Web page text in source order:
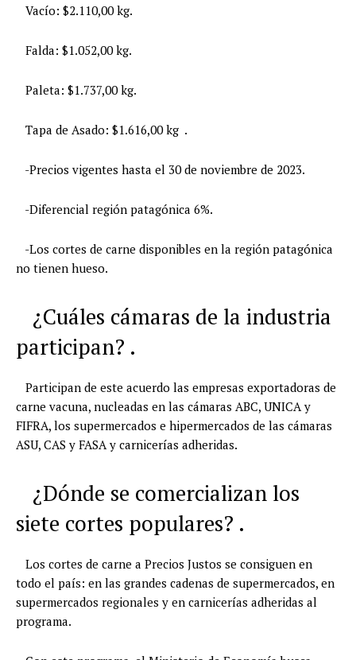
Vacío: $2.110,00 kg.
Falda: $1.052,00 kg.
Paleta: $1.737,00 kg.
Tapa de Asado: $1.616,00 kg .
-Precios vigentes hasta el 30 de noviembre de 2023.
-Diferencial región patagónica 6%.
-Los cortes de carne disponibles en la región patagónica
no tienen hueso.
¿Cuáles cámaras de la industria
participan? .
Participan de este acuerdo las empresas exportadoras de
carne vacuna, nucleadas en las cámaras ABC, UNICA y
FIFRA, los supermercados e hipermercados de las cámaras
ASU, CAS y FASA y carnicerías adheridas.
¿Dónde se comercializan los
siete cortes populares? .
Los cortes de carne a Precios Justos se consiguen en
todo el país: en las grandes cadenas de supermercados, en
supermercados regionales y en carnicerías adheridas al
programa.